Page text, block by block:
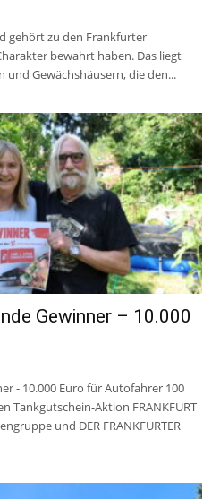
gehört zu den Frankfurter
bewahrt haben. Das liegt
Gewächshäusern, die den...
Gewinner – 10.000
- 10.000 Euro für Autofahrer 100
Tankgutschein-Aktion FRANKFURT
und DER FRANKFURTER